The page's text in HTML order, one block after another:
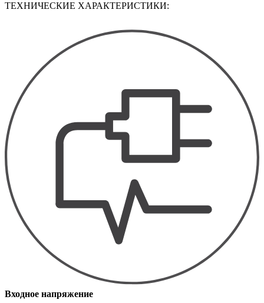
ТЕХНИЧЕСКИЕ ХАРАКТЕРИСТИКИ:
Входное напряжение